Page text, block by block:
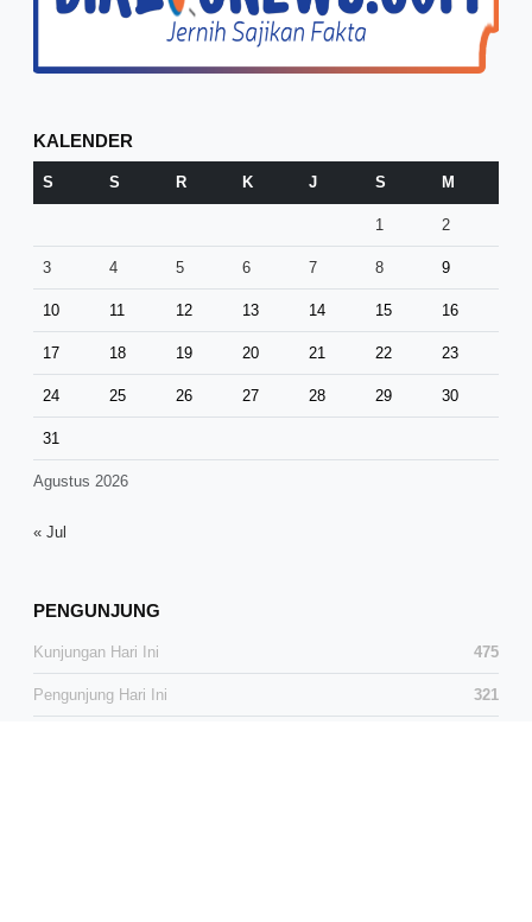
KALENDER
Agustus 2026
S S R K J S M
1 2
3 4 5 6 7 8 9
10 11 12 13 14 15 16
17 18 19 20 21 22 23
24 25 26 27 28 29 30
31
« Jul
PENGUNJUNG
Kunjungan Hari Ini 475
Pengunjung Hari Ini 321